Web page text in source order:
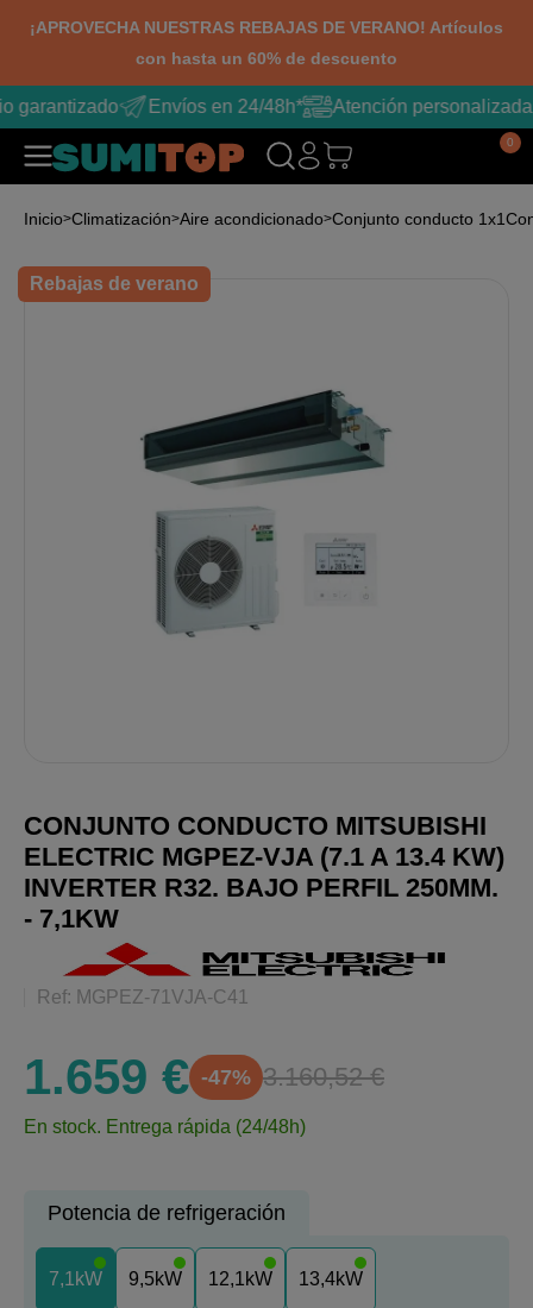
¡APROVECHA NUESTRAS REBAJAS DE VERANO! Artículos
con hasta un 60% de descuento
garantizado Envíos en 24/48h* Atención personalizada
0
Inicio Climatización Aire acondicionado Conjunto conducto 1x1
Rebajas de verano
CONJUNTO CONDUCTO MITSUBISHI
ELECTRIC MGPEZ-VJA (7.1 A 13.4 KW)
INVERTER R32. BAJO PERFIL 250MM.
- 7,1KW
Ref: MGPEZ-71VJA-C41
1.659 € -47% 3.160,52 €
En stock. Entrega rápida (24/48h)
Potencia de refrigeración
7,1kW 9,5kW 12,1kW 13,4kW